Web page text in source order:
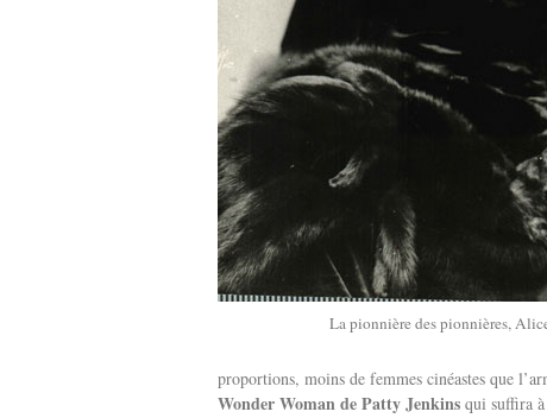
La pionnière des pionnières,
proportions, moins de femmes cinéastes que
Wonder Woman de Patty Jenkins qui suffira